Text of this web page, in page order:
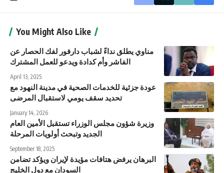
You Might Also Like
مناوي يطلق نداءً لشباب دارفور لفك الحصار عن
الفاشر وأم كدادة ويدعو للعمل المشترك
April 13, 2025
عودة جزئية للخدمات الصحية في مدينة النهود مع
تحديد سقف يومي لاستقبال المرضى
January 14, 2026
وزيرة شؤون مجلس الوزراء تستقبل الأمين العام
الجديد وتبحث أولويات المرحلة
September 18, 2025
البرهان يرفض هتافات مؤيدة لإيران ويؤكد تضامن
السودان مع دول الخليج